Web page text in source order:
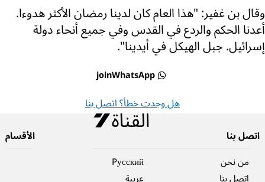
وقال بن غفير: "هذا العام كان لدينا رمضان الأكثر هدوءا.
أعدنا الحكم والردع في القدس وفي جميع أنحاء دولة
إسرائيل. جبل الهيكل في أيدينا".
joinWhatsApp
هل وجدت خطأ؟ اتصل بنا
اتصل بنا
من نحن
اتصل بنا
Pусский
عربية
الأقسام